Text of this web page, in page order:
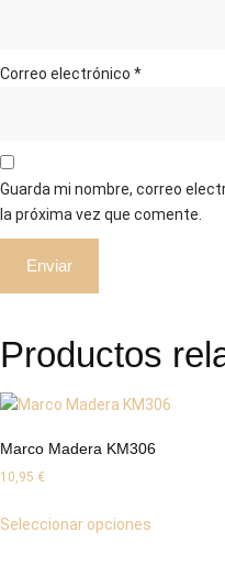
Correo electrónico *
Guarda mi nombre, correo
la próxima vez que comente.
Productos
Marco Madera KM306
10,95 €
Seleccionar opciones